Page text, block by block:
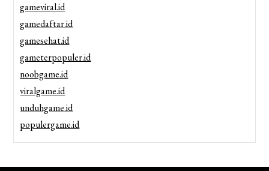
gameviral.id
gamedaftar.id
gamesehat.id
gameterpopuler.id
noobgame.id
viralgame.id
unduhgame.id
populergame.id